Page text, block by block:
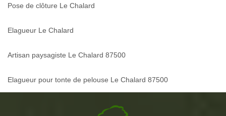
Pose de clôture Le Chalard
Elagueur Le Chalard
Artisan paysagiste Le Chalard 87500
Elagueur pour tonte de pelouse Le Chalard 87500